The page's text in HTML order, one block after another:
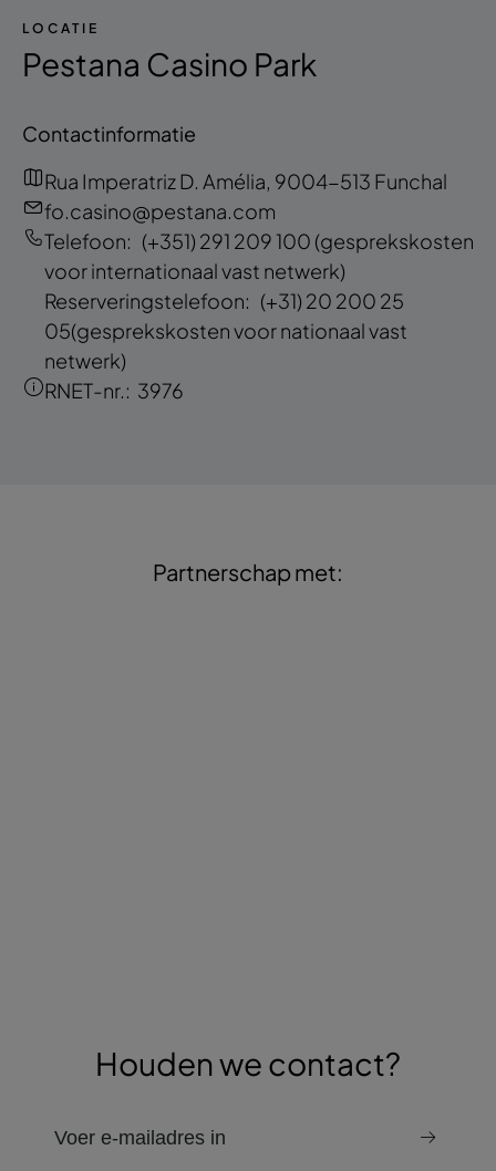
LOCATIE
Pestana Casino Park
Contactinformatie
Rua Imperatriz D. Amélia, 9004-513 Funchal
fo.casino@pestana.com
Telefoon: (+351) 291 209 100 (gesprekskosten
voor internationaal vast netwerk)
Reserveringstelefoon: (+31) 20 200 25
05(gesprekskosten voor nationaal vast
netwerk)
RNET-nr.: 3976
Partnerschap met:
Houden we contact?
e-mail om de nieuwsbrief te ontvangen